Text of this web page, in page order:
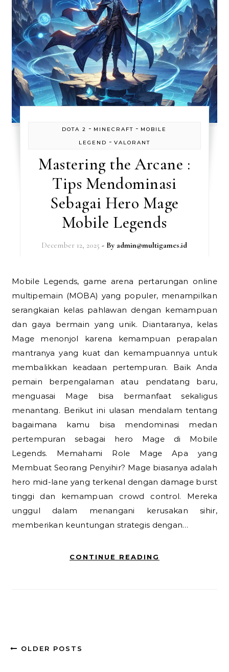
DOTA 2 - MINECRAFT - MOBILE
LEGEND - VALORANT
Mastering the Arcane :
Tips Mendominasi
Sebagai Hero Mage
Mobile Legends
December 12, 2025 - By admin@multigames.id
Mobile Legends, game arena pertarungan online
multipemain (MOBA) yang populer, menampilkan
serangkaian kelas pahlawan dengan kemampuan
dan gaya bermain yang unik. Diantaranya, kelas
Mage menonjol karena kemampuan perapalan
mantranya yang kuat dan kemampuannya untuk
membalikkan keadaan pertempuran. Baik Anda
pemain berpengalaman atau pendatang baru,
menguasai Mage bisa bermanfaat sekaligus
menantang. Berikut ini ulasan mendalam tentang
bagaimana kamu bisa mendominasi medan
pertempuran sebagai hero Mage di Mobile
Legends. Memahami Role Mage Apa yang
Membuat Seorang Penyihir? Mage biasanya adalah
hero mid-lane yang terkenal dengan damage burst
tinggi dan kemampuan crowd control. Mereka
unggul dalam menangani kerusakan sihir,
memberikan keuntungan strategis dengan…
CONTINUE READING
OLDER POSTS